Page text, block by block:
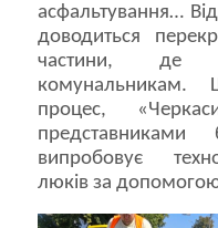
асфальтування…
доводиться
частини, де
процес,
випробовує
люків за